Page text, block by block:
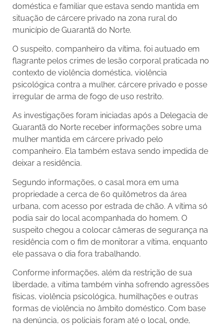
doméstica e familiar que estava sendo mantida em
situação de cárcere privado na zona rural do
município de Guarantã do Norte.
O suspeito, companheiro da vítima, foi autuado em
flagrante pelos crimes de lesão corporal praticada no
contexto de violência doméstica, violência
psicológica contra a mulher, cárcere privado e posse
irregular de arma de fogo de uso restrito.
As investigações foram iniciadas após a Delegacia de
Guarantã do Norte receber informações sobre uma
mulher mantida em cárcere privado pelo
companheiro. Ela também estava sendo impedida de
deixar a residência.
Segundo informações, o casal mora em uma
propriedade a cerca de 60 quilômetros da área
urbana, com acesso por estrada de chão. A vítima só
podia sair do local acompanhada do homem. O
suspeito chegou a colocar câmeras de segurança na
residência com o fim de monitorar a vítima, enquanto
ele passava o dia fora trabalhando.
Conforme informações, além da restrição de sua
liberdade, a vítima também vinha sofrendo agressões
físicas, violência psicológica, humilhações e outras
formas de violência no âmbito doméstico. Com base
na denúncia, os policiais foram até o local, onde,